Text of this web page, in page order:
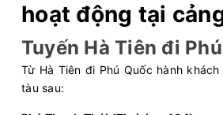
hoạt động tại
Tuyến Hà Tiên đi
Từ Hà Tiên đi Phú Quốc hành
tàu sau: